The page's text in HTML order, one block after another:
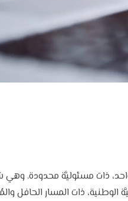
واحد، ذات مسئوليَّة محدودة.
الوطنية، ذات المسار